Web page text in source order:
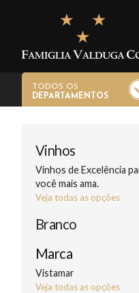
TODOS OS
DEPARTAMENTOS
Vinhos
Vinhos de Excelência
você mais ama.
Veja todas as opções
Branco
Marca
Vistamar
Veja todas as opções